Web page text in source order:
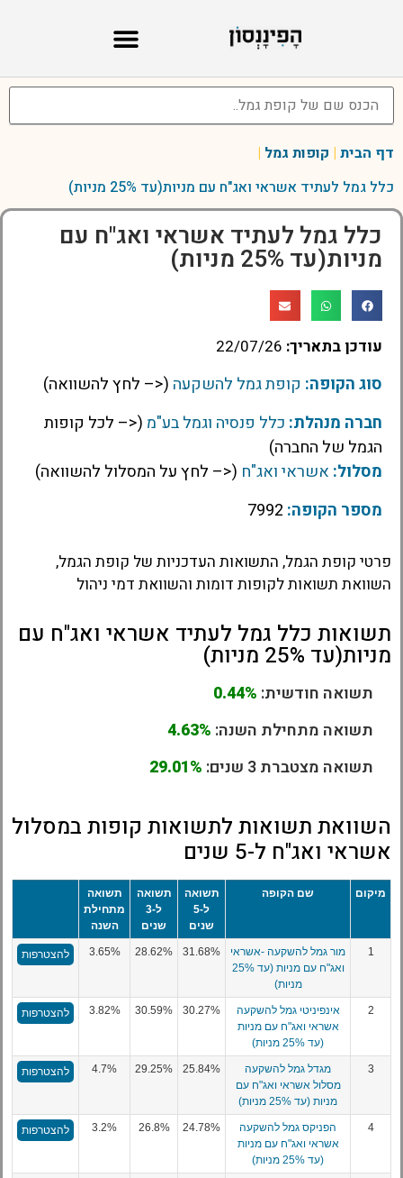
דף הבית | קופות גמל |
כלל גמל לעתיד אשראי ואג"ח עם מניות(עד 25% מניות)
כלל גמל לעתיד אשראי ואג"ח עם
מניות(עד 25% מניות)
עודכן בתאריך: 22/07/26
סוג הקופה: קופת גמל להשקעה (<– לחץ להשוואה)
חברה מנהלת: כלל פנסיה וגמל בע"מ (<– לכל קופות
הגמל של החברה)
מסלול: אשראי ואג"ח (<– לחץ על המסלול להשוואה)
מספר הקופה:
פרטי קופת הגמל, התשואות העדכניות של קופת הגמל,
השוואת תשואות לקופות דומות והשוואת דמי ניהול
תשואות כלל גמל לעתיד אשראי ואג"ח עם
מניות(עד 25% מניות)
תשואה חודשית: 0.44%
תשואה מתחילת השנה: 4.63%
תשואה מצטברת 3 שנים:
29.01%
השוואת תשואות לתשואות קופות במסלול
אשראי ואג"ח ל-5 שנים
מיקום שם הקופה
תשואה
ל-5
שנים
תשואה
ל-3
שנים
תשואה
מתחילת
השנה
1
מור גמל להשקעה -אשראי
ואג"ח עם מניות (עד 25%
מניות)
31.68%
28.62%
3.65% להצטרפות
2
אינפיניטי גמל להשקעה
אשראי ואג"ח עם מניות
(עד 25% מניות)
30.27%
30.59%
3.82% להצטרפות
3
מגדל גמל להשקעה
מסלול אשראי ואג"ח עם
מניות (עד 25% מניות)
25.84%
29.25%
4.7% להצטרפות
4
הפניקס גמל להשקעה
אשראי ואג"ח עם מניות
(עד 25% מניות)
24.78%
26.8%
3.2% להצטרפות